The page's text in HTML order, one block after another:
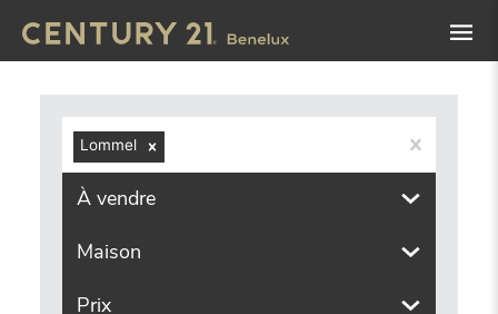
Lommel
À vendre
Maison
Prix